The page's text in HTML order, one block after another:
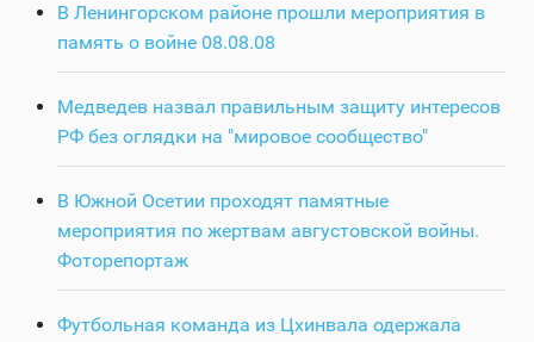
В Ленингорском районе прошли мероприятия в
память о войне 08.08.08
Медведев назвал правильным защиту интересов
РФ без оглядки на "мировое сообщество"
В Южной Осетии проходят памятные
мероприятия по жертвам августовской войны.
Фоторепортаж
Футбольная команда из Цхинвала одержала